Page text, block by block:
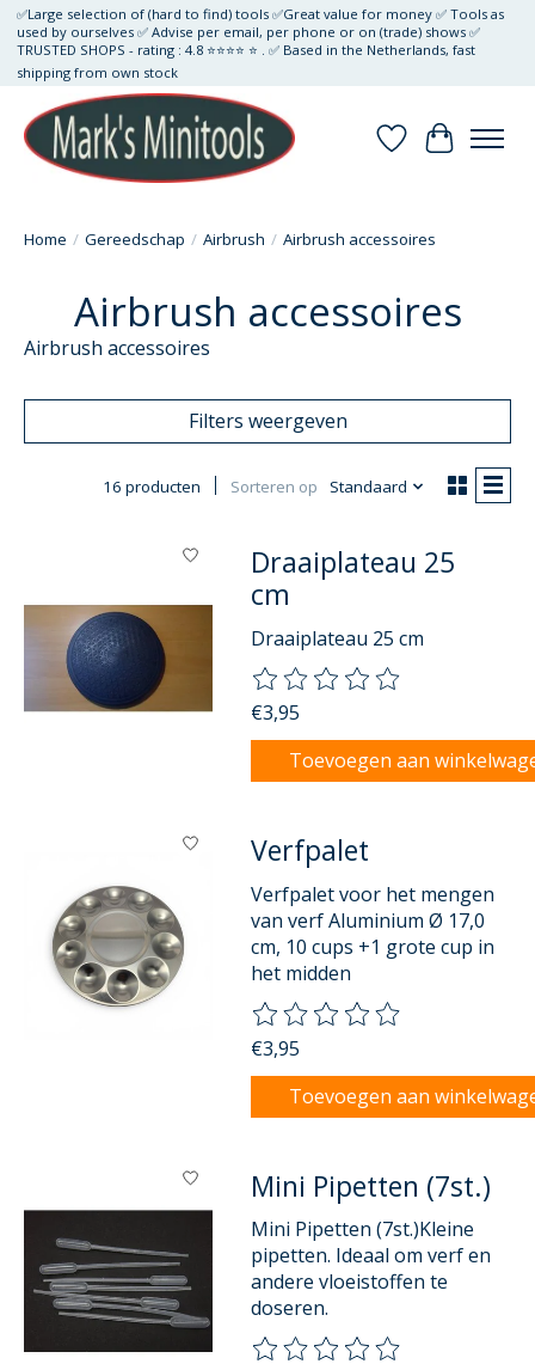
✅Large selection of (hard to find) tools ✅Great value for money ✅ Tools as
used by ourselves ✅ Advise per email, per phone or on (trade) shows ✅
TRUSTED SHOPS - rating : 4.8 ⭐⭐⭐⭐ ⭐ . ✅ Based in the Netherlands, fast
shipping from own stock
Verlanglijst
Home / Gereedschap / Airbrush / Airbrush accessoires
Airbrush accessoires
Airbrush accessoires
Filters weergeven
16 producten Sorteren op Standaard
Draaiplateau 25
cm
Draaiplateau 25 cm
De beoordeling van dit
€3,95
Toevoegen aan
Verfpalet
Verfpalet voor het mengen
van verf Aluminium Ø 17,0
cm, 10 cups +1 grote cup in
het midden
De beoordeling van dit
€3,95
Toevoegen aan
Mini Pipetten (7st.)
Mini Pipetten (7st.)Kleine
pipetten. Ideaal om verf en
andere vloeistoffen te
doseren.
De beoordeling van dit